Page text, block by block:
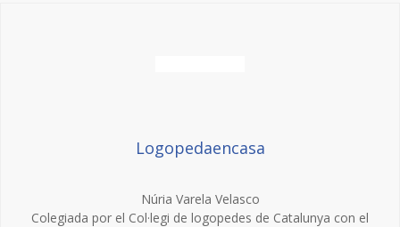
Logopedaencasa
Núria Varela Velasco
Colegiada por el Col·legi de logopedes de Catalunya con el